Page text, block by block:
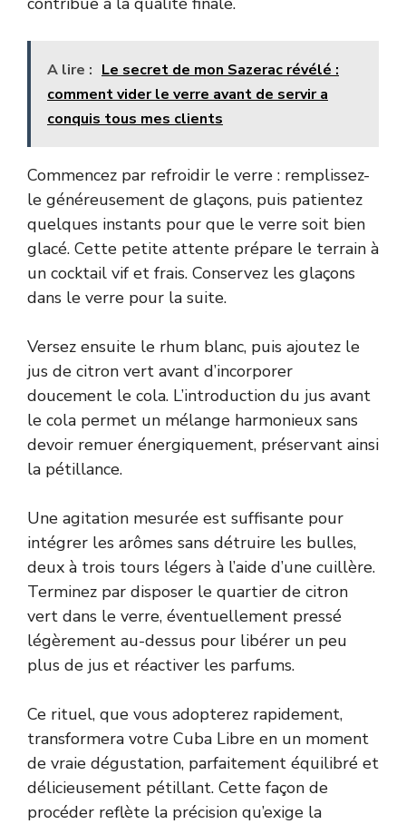
A lire : Le secret de mon Sazerac révélé :
comment vider le verre avant de servir a
conquis tous mes clients
Commencez par refroidir le verre : remplissez-
le généreusement de glaçons, puis patientez
quelques instants pour que le verre soit bien
glacé. Cette petite attente prépare le terrain à
un cocktail vif et frais. Conservez les glaçons
dans le verre pour la suite.
Versez ensuite le rhum blanc, puis ajoutez le
jus de citron vert avant d’incorporer
doucement le cola. L’introduction du jus avant
le cola permet un mélange harmonieux sans
devoir remuer énergiquement, préservant ainsi
la pétillance.
Une agitation mesurée est suffisante pour
intégrer les arômes sans détruire les bulles,
deux à trois tours légers à l’aide d’une cuillère.
Terminez par disposer le quartier de citron
vert dans le verre, éventuellement pressé
légèrement au-dessus pour libérer un peu
plus de jus et réactiver les parfums.
Ce rituel, que vous adopterez rapidement,
transformera votre Cuba Libre en un moment
de vraie dégustation, parfaitement équilibré et
délicieusement pétillant. Cette façon de
procéder reflète la précision qu’exige la